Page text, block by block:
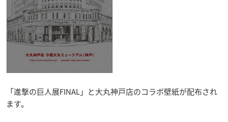
「進撃の巨人展FINAL」と大丸神戸店のコラボ壁紙が配布され
ます。